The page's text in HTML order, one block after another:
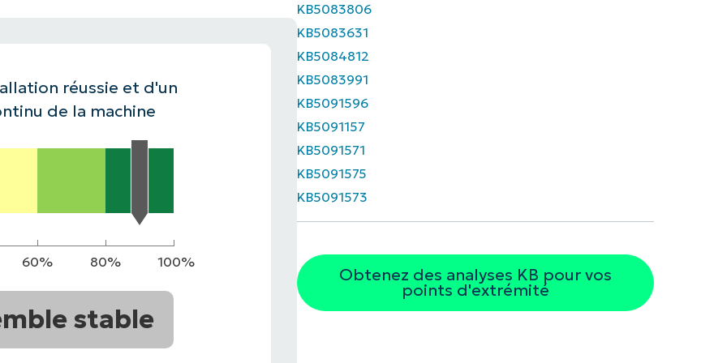
réussie et d'un
de la machine
60% 80% 100%
stable
KB5083806
KB5083631
KB5084812
KB5083991
KB5091596
KB5091157
KB5091571
KB5091575
KB5091573
Obtenez des analyses KB pour vos
points d'extrémité